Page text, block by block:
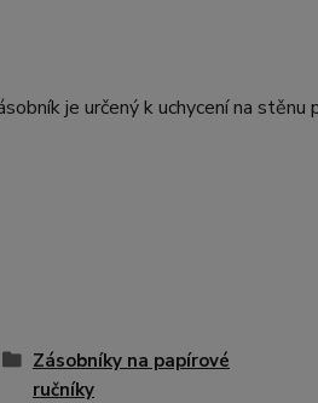
je určený k uchycení na stěnu
Zásobníky na papírové
ručníky